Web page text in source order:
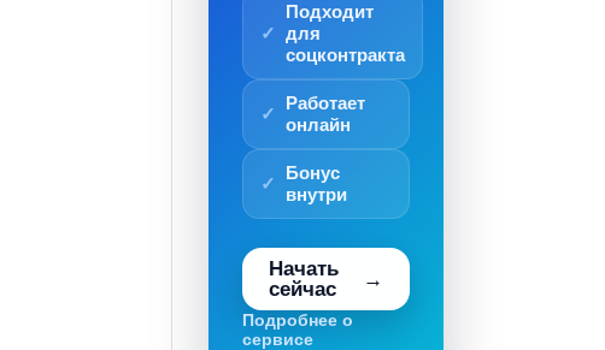
Подходит
для
соцконтракта
Работает
онлайн
Бонус
внутри
Начать
сейчас
Подробнее о
сервисе